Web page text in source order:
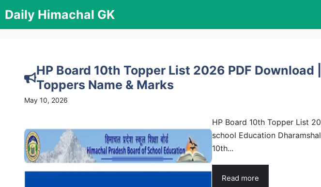
to
content
Daily Himachal GK
HP Board 10th Topper List 2026 PDF Download
Toppers Name & Marks
May 10, 2026
HP Board 10th Topper List
school Education
10th...
Read more